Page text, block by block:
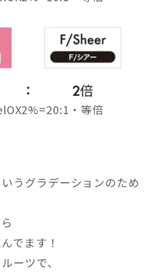
・等倍
うグラデーションのため
でます！
ーツで、